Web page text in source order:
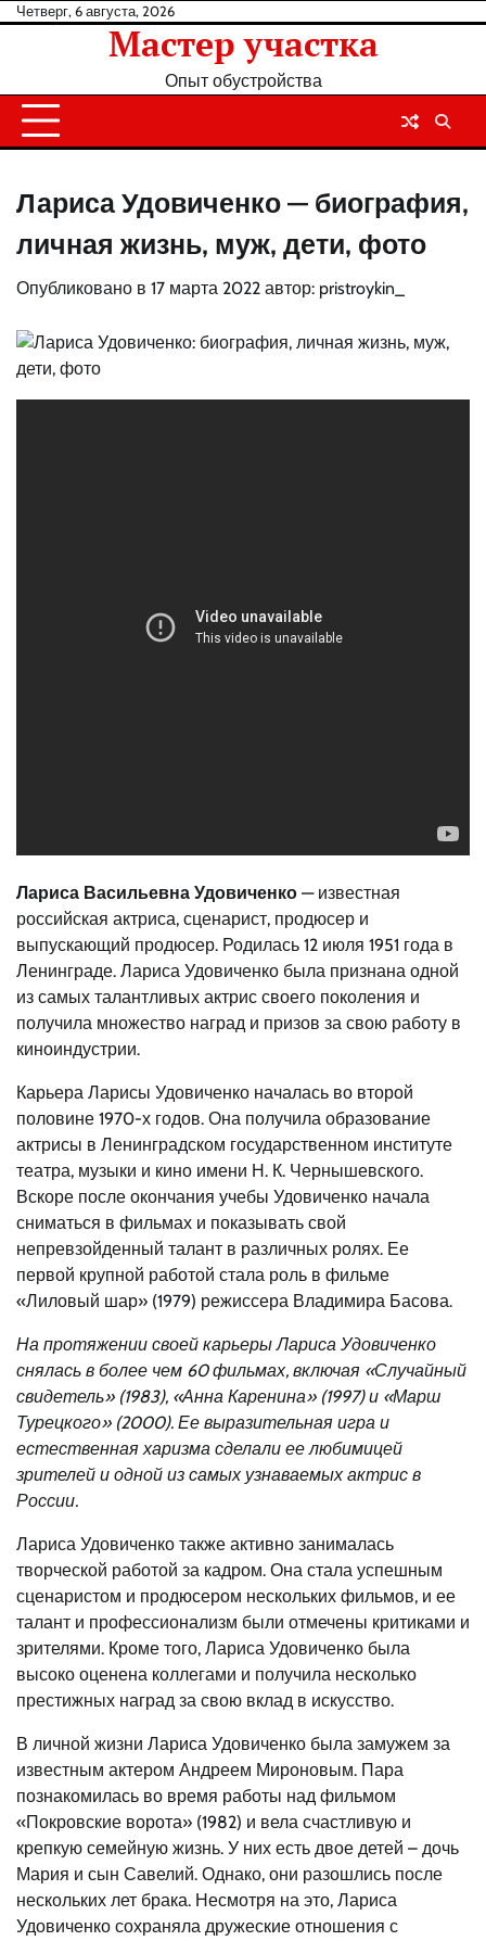
Перейти
Четверг, 6 августа, 2026
Мастер участка
Опыт обустройства
Лариса Удовиченко — биография,
личная жизнь, муж, дети, фото
Опубликовано в 17 марта 2022 автор: pristroykin_
Лариса Васильевна Удовиченко — известная
российская актриса, сценарист, продюсер и
выпускающий продюсер. Родилась 12 июля 1951 года в
Ленинграде. Лариса Удовиченко была признана одной
из самых талантливых актрис своего поколения и
получила множество наград и призов за свою работу в
киноиндустрии.
Карьера Ларисы Удовиченко началась во второй
половине 1970-х годов. Она получила образование
актрисы в Ленинградском государственном институте
театра, музыки и кино имени Н. К. Чернышевского.
Вскоре после окончания учебы Удовиченко начала
сниматься в фильмах и показывать свой
непревзойденный талант в различных ролях. Ее
первой крупной работой стала роль в фильме
«Лиловый шар» (1979) режиссера Владимира Басова.
На протяжении своей карьеры Лариса Удовиченко
снялась в более чем 60 фильмах, включая «Случайный
свидетель» (1983), «Анна Каренина» (1997) и «Марш
Турецкого» (2000). Ее выразительная игра и
естественная харизма сделали ее любимицей
зрителей и одной из самых узнаваемых актрис в
России.
Лариса Удовиченко также активно занималась
творческой работой за кадром. Она стала успешным
сценаристом и продюсером нескольких фильмов, и ее
талант и профессионализм были отмечены критиками и
зрителями. Кроме того, Лариса Удовиченко была
высоко оценена коллегами и получила несколько
престижных наград за свою вклад в искусство.
В личной жизни Лариса Удовиченко была замужем за
известным актером Андреем Мироновым. Пара
познакомилась во время работы над фильмом
«Покровские ворота» (1982) и вела счастливую и
крепкую семейную жизнь. У них есть двое детей – дочь
Мария и сын Савелий. Однако, они разошлись после
нескольких лет брака. Несмотря на это, Лариса
Удовиченко сохраняла дружеские отношения с